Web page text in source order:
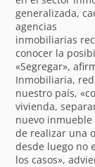
generalizada,
agencias
inmobiliarias
conocer la
«Segregar»,
Inmobiliaria,
nuestro país,
vivienda,
nuevo
de realizar una
desde luego no
los casos»,